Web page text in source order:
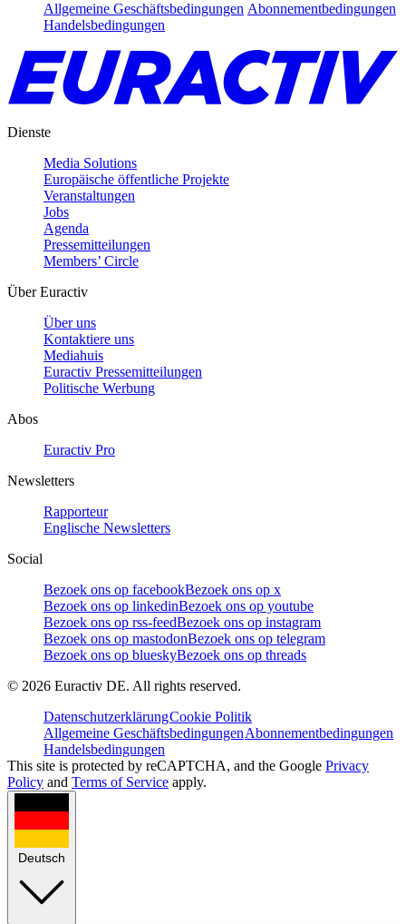
Allgemeine Geschäftsbedingungen Abonnementbedingungen
Handelsbedingungen
Dienste
Media Solutions
Europäische öffentliche Projekte
Veranstaltungen
Jobs
Agenda
Pressemitteilungen
Members’ Circle
Über Euractiv
Über uns
Kontaktiere uns
Mediahuis
Euractiv Pressemitteilungen
Politische Werbung
Abos
Euractiv Pro
Newsletters
Rapporteur
Englische Newsletters
Social
Bezoek ons op facebookBezoek ons op x
Bezoek ons op linkedinBezoek ons op youtube
Bezoek ons op rss-feedBezoek ons op instagram
Bezoek ons op mastodonBezoek ons op telegram
Bezoek ons op blueskyBezoek ons op threads
© 2026 Euractiv DE. All rights reserved.
DatenschutzerklärungCookie Politik
Allgemeine GeschäftsbedingungenAbonnementbedingungen
Handelsbedingungen
This site is protected by reCAPTCHA, and the Google Privacy
Policy and Terms of Service apply.
Deutsch